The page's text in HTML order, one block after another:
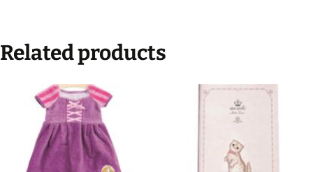
Related products